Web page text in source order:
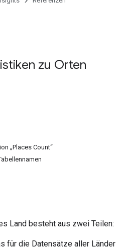
zu Orten
„Places Count“
Land besteht aus zwei Teilen:
für die Datensätze aller Länder